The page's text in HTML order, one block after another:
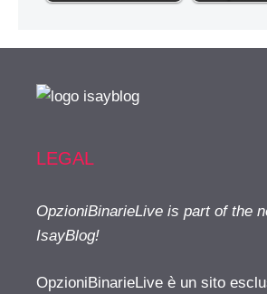
LEGAL
OpzioniBinarieLive is part of the
IsayBlog!
OpzioniBinarieLive è un sito